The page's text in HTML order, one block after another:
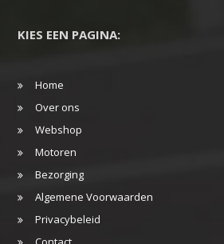
KIES EEN PAGINA:
Home
Over ons
Webshop
Motoren
Bezorging
Algemene Voorwaarden
Privacybeleid